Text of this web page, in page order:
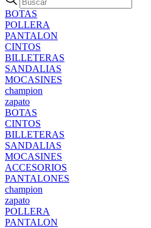
BOTAS
POLLERA
PANTALON
CINTOS
BILLETERAS
SANDALIAS
MOCASINES
champion
zapato
BOTAS
CINTOS
BILLETERAS
SANDALIAS
MOCASINES
ACCESORIOS
PANTALONES
champion
zapato
POLLERA
PANTALON